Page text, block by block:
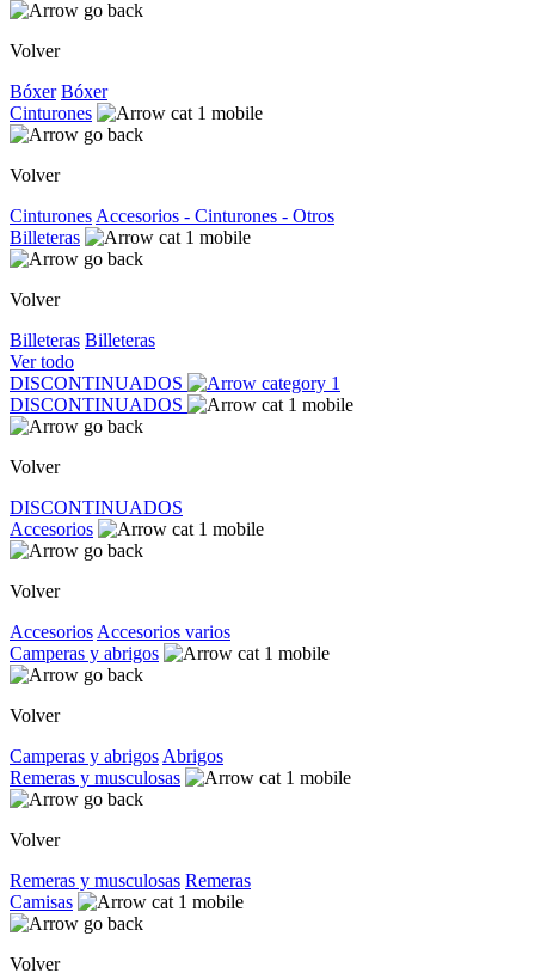
Volver
Bóxer Bóxer
Cinturones
Volver
Cinturones Accesorios - Cinturones - Otros
Billeteras
Volver
Billeteras Billeteras
Ver todo
DISCONTINUADOS
DISCONTINUADOS
Volver
DISCONTINUADOS
Accesorios
Volver
Accesorios Accesorios varios
Camperas y abrigos
Volver
Camperas y abrigos Abrigos
Remeras y musculosas
Volver
Remeras y musculosas Remeras
Camisas
Volver